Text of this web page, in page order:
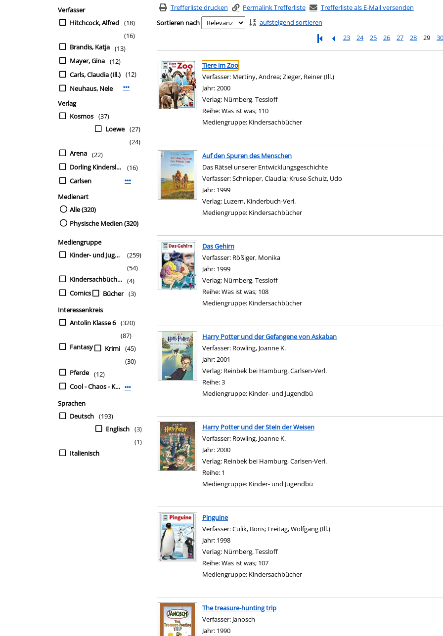
Suchfilter
Zur Trefferliste springen
Verfasser
Hitchcock, Alfred (18)
Brandis, Katja
(16)
Mayer, Gina
(13)
Carls, Claudia (Ill.)
(12)
Neuhaus, Nele
(12)
Mehr Verfasser-Filter anzeigen
Verlag
Kosmos (37)
Loewe (27)
Arena
(24)
Dorling Kindersley
(22)
Carlsen
(16)
Mehr Verlag-Filter anzeigen
Medienart
Alle (320)
Physische Medien (320)
Mediengruppe
Kinder- und Jugendbü
(259)
Kindersachbücher
(54)
Comics
(4)
Bücher (3)
Interessenkreis
Antolin Klasse 6 (320)
Fantasy
(87)
Krimi (45)
Pferde
(30)
Cool - Chaos - Katastrophen
(12)
Sprachen
Deutsch (193)
Englisch (3)
Italienisch
(1)
Trefferliste drucken Permalink Trefferliste
Trefferliste als E-Mail versenden
Sortieren nach
aufsteigend sortieren
23
24 25 26 27 28 29 30
Suchergebnis
Zu den Suchfiltern springen
Tiere im Zoo
Verfasser: Mertiny, Andrea;Zieger, Reiner (Ill.)
Jahr:2000
Verlag: Nürnberg, Tessloff
Reihe:Was ist was; 110
Mediengruppe: Kindersachbücher
Auf den Spuren des Menschen
Das Rätsel unserer Entwicklungsgeschichte
Verfasser:Schnieper, Claudia; Kruse-Schulz, Udo
Jahr: 1999
Verlag: Luzern, Kinderbuch-Verl.
Mediengruppe: Kindersachbücher
Das Gehirn
Verfasser: Rößiger, Monika
Jahr: 1999
Verlag: Nürnberg, Tessloff
Reihe:Was ist was; 108
Mediengruppe: Kindersachbücher
Harry Potter und der Gefangene von Askaban
Verfasser: Rowling, Joanne K.
Jahr:2001
Verlag: Reinbek bei Hamburg, Carlsen-Verl.
Reihe:3
Mediengruppe: Kinder- und Jugendbü
Harry Potter und der Stein der Weisen
Verfasser: Rowling, Joanne K.
Jahr:2000
Verlag: Reinbek bei Hamburg, Carlsen-Verl.
Reihe: 1
Mediengruppe: Kinder- und Jugendbü
Pinguine
Verfasser:Culik, Boris; Freitag, Wolfgang (Ill.)
Jahr: 1998
Verlag: Nürnberg, Tessloff
Reihe:Was ist was; 107
Mediengruppe: Kindersachbücher
The treasure-hunting trip
Verfasser: Janosch
Jahr: 1990